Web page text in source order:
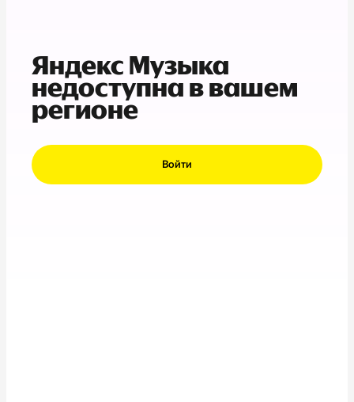
Яндекс Музыка
недоступна в вашем
регионе
Войти